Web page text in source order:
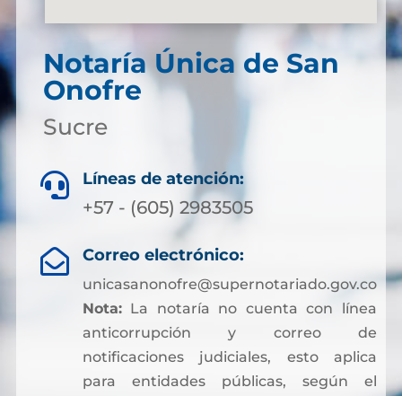
Notaría Única de San
Onofre
Sucre
 Líneas de atención:
+57 - (605) 2983505
 Correo electrónico:
unicasanonofre@supernotariado.gov.co
Nota:La notaría no cuenta con línea
anticorrupción y correo de
notificaciones judiciales, esto aplica
para entidades públicas, según el